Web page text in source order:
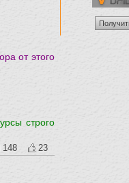
от этого
строго
148 23